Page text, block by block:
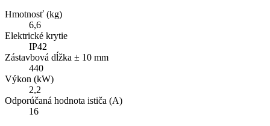
Hmotnosť (kg)
6,6
Elektrické krytie
IP42
Zástavbová dĺžka ± 10 mm
440
Výkon (kW)
2,2
Odporúčaná hodnota ističa (A)
16